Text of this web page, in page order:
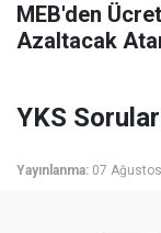
MEB'den
Azaltacak
YKS
Yayınlanma: 07